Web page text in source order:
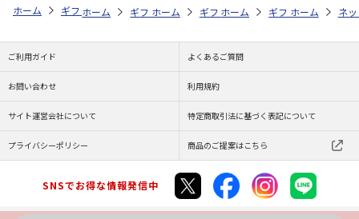
ホーム ギフトストア お中元・夏ギフト特集 2026 そうめん・麺類
ホーム ギフトストア お中元・夏ギフト特集 2026
ホーム ギフトストア お中元・夏ギフト
ホーム ギフトストア お
ホーム ネ
ご利用ガイド よくあるご質問
お問い合わせ 利用規約
サイト運営会社について 特定商取引法に基づく表記について
プライバシーポリシー 商品のご提案はこちら
SNSでお得な情報発信中